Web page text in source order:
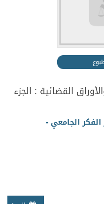
القضائية : الجزء
الفكر الجامعي -